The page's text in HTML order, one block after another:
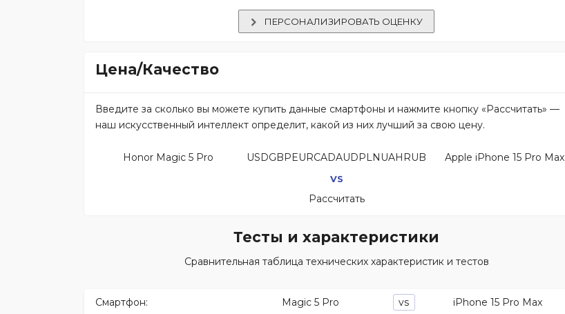
ПЕРСОНАЛИЗИРОВАТЬ ОЦЕНКУ
Цена/Качество
Введите за сколько вы можете купить данные смартфоны и нажмите кнопку «Рассчитать» —
наш искусственный интеллект определит, какой из них лучший за свою цену.
Honor Magic 5 Pro USDGBPEURCADAUDPLNUAHRUB
VS
Apple iPhone 15 Pro Max
Рассчитать
Тесты и характеристики
Сравнительная таблица технических характеристик и тестов
Смартфон: Magic 5 Pro vs iPhone 15 Pro Max